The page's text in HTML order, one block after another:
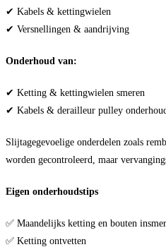
✔ Kabels & kettingwielen
✔ Versnellingen & aandrijving
Onderhoud van:
✔ Ketting & kettingwielen smeren
✔ Kabels & derailleur pulley
Slijtagegevoelige onderdelen zoals
worden gecontroleerd, maar
Eigen onderhoudstips
✅ Maandelijks ketting en bouten
✅ Ketting ontvetten